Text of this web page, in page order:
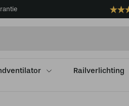
Railverlichting